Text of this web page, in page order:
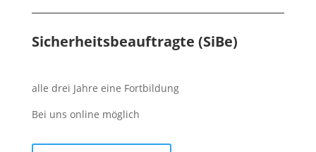
Sicherheitsbeauftragte (SiBe)
alle drei Jahre eine Fortbildung
Bei uns online möglich